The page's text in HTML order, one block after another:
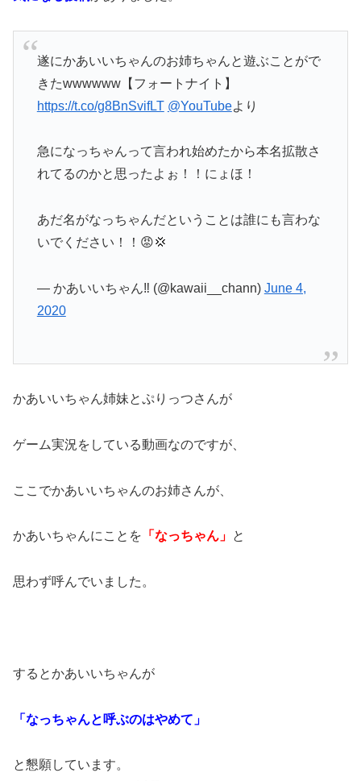
遂にかあいいちゃんのお姉ちゃんと遊ぶことがで
きたwwwwww【フォートナイト】
https://t.co/g8BnSvifLT @YouTubeより
急になっちゃんって言われ始めたから本名拡散さ
れてるのかと思ったよぉ！！にょほ！
あだ名がなっちゃんだということは誰にも言わな
いでください！！😡💢
— かあいいちゃん‼️ (@kawaii__chann) June 4,
2020
かあいいちゃん姉妹とぷりっつさんが
ゲーム実況をしている動画なのですが、
ここでかあいいちゃんのお姉さんが、
かあいちゃんにことを 「なっちゃん」 と
思わず呼んでいました。
するとかあいいちゃんが
「なっちゃんと呼ぶのはやめて」
と懇願しています。